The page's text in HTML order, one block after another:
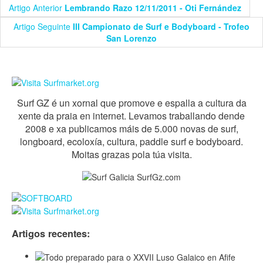
Artigo Anterior Lembrando Razo 12/11/2011 - Oti Fernández
Artigo Seguinte III Campionato de Surf e Bodyboard - Trofeo
San Lorenzo
Surf GZ é un xornal que promove e espalla a cultura da
xente da praia en internet. Levamos traballando dende
2008 e xa publicamos máis de 5.000 novas de surf,
longboard, ecoloxía, cultura, paddle surf e bodyboard.
Moitas grazas pola túa visita.
Artigos recentes: